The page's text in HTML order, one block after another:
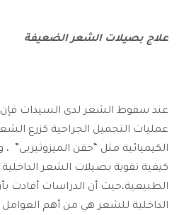
علاج بصيلات الشعر الضعيفة
عند سقوط الشعر لدى السيدات
عمليات التجميل الجراحية كزرع
الكيميائية مثل “حقن
كيفية تقوية بصيلات الشعر الداخلية
الطبيعية،حيث أن الدراسات أفادت
الداخلية للشعر هي من أهم